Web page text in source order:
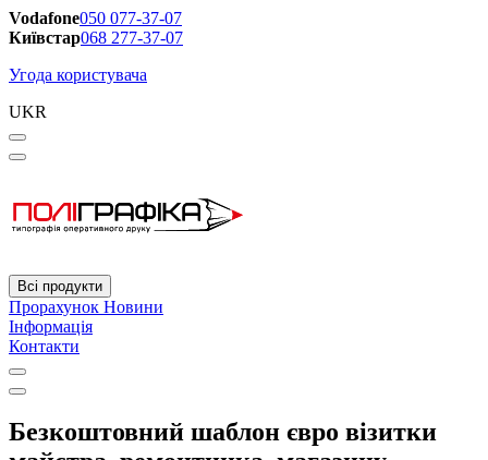
Vodafone050 077-37-07
Київстар068 277-37-07
Угода користувача
UKR
Всі продукти
Прорахунок Новини
Інформація
Контакти
Безкоштовний шаблон євро візитки